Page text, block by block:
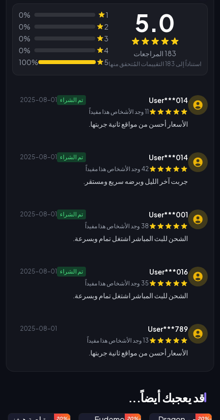
المراجعات
5.0
183 المراجعات
استناداً إلى 183 التقييمات المُتحقق منها
1
0%
2
0%
3
0%
4
0%
5
100%
User***014 تم الشراء 2025-08-01
11 وجد الأشخاص هذا مفيداً
الأسعار أحسن من مواقع ثانية جربتها.
User***014 تم الشراء 2025-08-01
42 وجد الأشخاص هذا مفيداً
جربت آخر الليل وبرضه سريع ومستقر.
User***001 تم الشراء 2025-08-01
38 وجد الأشخاص هذا مفيداً
الشحن للبث المباشر اشتغل تمام وبسرعة.
User***016 تم الشراء 2025-08-01
35 وجد الأشخاص هذا مفيداً
الشحن للبث المباشر اشتغل تمام وبسرعة.
User***789
2025-08-01
13 وجد الأشخاص هذا مفيداً
الأسعار أحسن من مواقع ثانية جربتها.
قد يعجبك أيضاً...
-20%
-20%
-20%